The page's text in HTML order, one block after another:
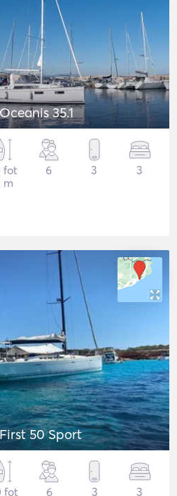
35.1
fot
m
6 3 3
50 Sport
fot
6 3 3